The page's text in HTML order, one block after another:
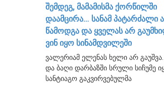
შემდეგ, მამამისმა ქორწილში
დაამცირა… სანამ პატარძალი
წამოდგა და ყველას არ
ვინ იყო სინამდვილეში
ვალერიამ ელენას ხელი არ
და ბაღი დარბაზში სრული სიჩუმე
სანტიაგო გაკვირვებულმა